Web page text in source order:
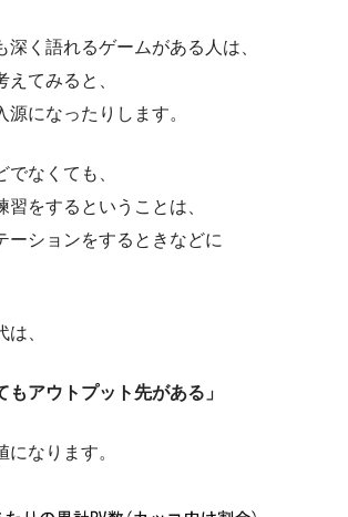
深く語れるゲームがある人は、
てみると、
源になったりします。
なくても、
習をするということは、
ーションをするときなどに
、
もアウトプット先がある」
になります。